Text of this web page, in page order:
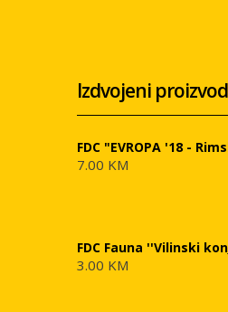
Izdvojeni
FDC "EVROPA '18 -
7.00 KM
FDC Fauna ''Vilinski
3.00 KM